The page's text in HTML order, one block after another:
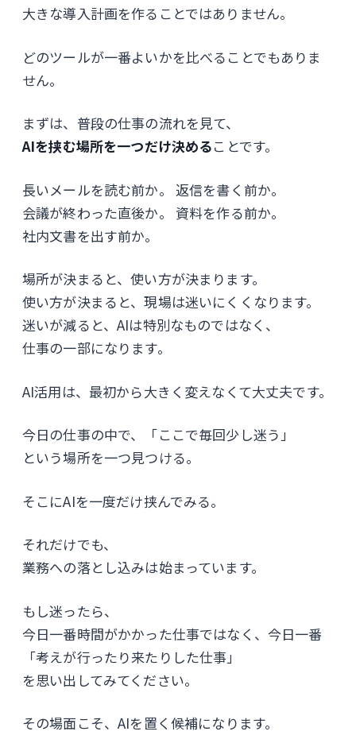
大きな導入計画を作ることではありません。
どのツールが一番よいかを比べることでもありま
せん。
まずは、普段の仕事の流れを見て、
AIを挟む場所を一つだけ決めることです。
長いメールを読む前か。 返信を書く前か。
会議が終わった直後か。 資料を作る前か。
社内文書を出す前か。
場所が決まると、使い方が決まります。
使い方が決まると、現場は迷いにくくなります。
迷いが減ると、AIは特別なものではなく、
仕事の一部になります。
AI活用は、最初から大きく変えなくて大丈夫です。
今日の仕事の中で、「ここで毎回少し迷う」
という場所を一つ見つける。
そこにAIを一度だけ挟んでみる。
それだけでも、
業務への落とし込みは始まっています。
もし迷ったら、
今日一番時間がかかった仕事ではなく、今日一番
「考えが行ったり来たりした仕事」
を思い出してみてください。
その場面こそ、AIを置く候補になります。